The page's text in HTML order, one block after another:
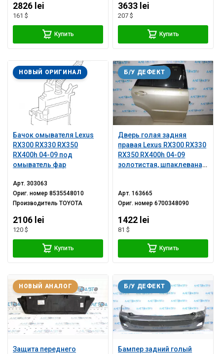
2826 lei
161 $
Купить
3633 lei
207 $
Купить
Бачок омывателя Lexus
RX300 RX330 RX350
RX400h 04-09 под
омыватель фар
НОВЫЙ ОРИГИНАЛ
Арт.303063
Ориг. номер8535548010
ПроизводительTOYOTA
2106 lei
120 $
Купить
Дверь голая задняя
правая Lexus RX300 RX330
RX350 RX400h 04-09
золотистая, шпаклевана,
Б/У ДЕФЕКТ
Арт.163665
Ориг. номер6700348090
1422 lei
81 $
Купить
Защита переднего
НОВЫЙ АНАЛОГ
Бампер задний голый
Б/У ДЕФЕКТ